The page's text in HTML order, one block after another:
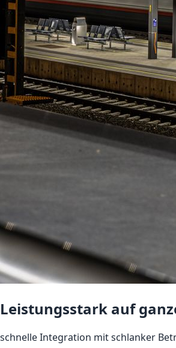
Leistungsstark auf
schnelle Integration mit schlanker